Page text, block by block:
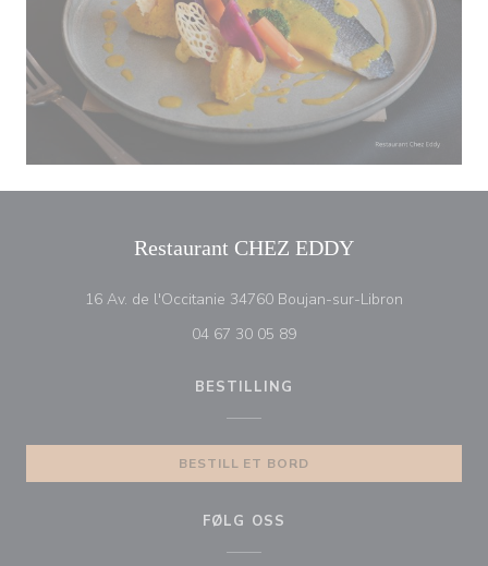
Restaurant CHEZ EDDY
16 Av. de l'Occitanie 34760 Boujan-sur-Libron
04 67 30 05 89
BESTILLING
BESTILL ET BORD
FØLG OSS